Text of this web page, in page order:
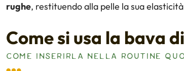
rughe, restituendo alla pelle la sua
Come si usa la bava
COME INSERIRLA NELLA ROUTINE